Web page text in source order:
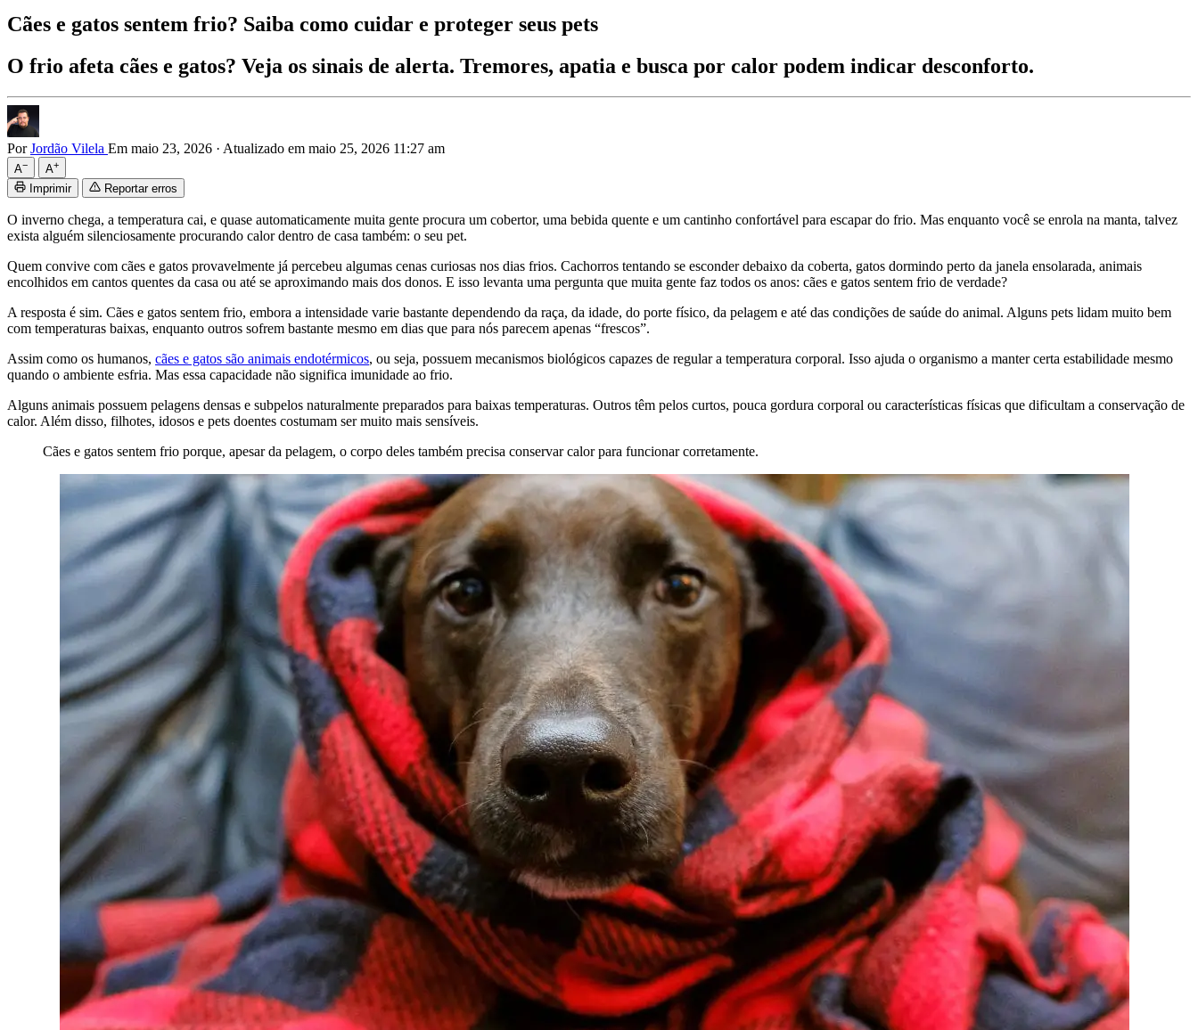
Cães e gatos sentem frio? Saiba como cuidar e proteger seus pets
O frio afeta cães e gatos? Veja os sinais de alerta. Tremores, apatia e busca por calor podem indicar desconforto.
PorJordão Vilela Em maio 23, 2026 · Atualizado em maio 25, 2026 11:27 am
A− A+
Imprimir Reportar erros
O inverno chega, a temperatura cai, e quase automaticamente muita gente procura um cobertor, uma bebida quente e um cantinho confortável para escapar do frio. Mas enquanto você se enrola na manta, talvez
exista alguém silenciosamente procurando calor dentro de casa também: o seu pet.
Quem convive com cães e gatos provavelmente já percebeu algumas cenas curiosas nos dias frios. Cachorros tentando se esconder debaixo da coberta, gatos dormindo perto da janela ensolarada, animais
encolhidos em cantos quentes da casa ou até se aproximando mais dos donos. E isso levanta uma pergunta que muita gente faz todos os anos: cães e gatos sentem frio de verdade?
A resposta é sim. Cães e gatos sentem frio, embora a intensidade varie bastante dependendo da raça, da idade, do porte físico, da pelagem e até das condições de saúde do animal. Alguns pets lidam muito bem
com temperaturas baixas, enquanto outros sofrem bastante mesmo em dias que para nós parecem apenas “frescos”.
Assim como os humanos, cães e gatos são animais endotérmicos, ou seja, possuem mecanismos biológicos capazes de regular a temperatura corporal. Isso ajuda o organismo a manter certa estabilidade mesmo
quando o ambiente esfria. Mas essa capacidade não significa imunidade ao frio.
Alguns animais possuem pelagens densas e subpelos naturalmente preparados para baixas temperaturas. Outros têm pelos curtos, pouca gordura corporal ou características físicas que dificultam a conservação de
calor. Além disso, filhotes, idosos e pets doentes costumam ser muito mais sensíveis.
Cães e gatos sentem frio porque, apesar da pelagem, o corpo deles também precisa conservar calor para funcionar corretamente.